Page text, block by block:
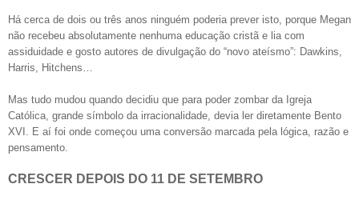
Há cerca de dois ou três anos ninguém poderia prever isto, porque Megan
não recebeu absolutamente nenhuma educação cristã e lia com
assiduidade e gosto autores de divulgação do “novo ateísmo”: Dawkins,
Harris, Hitchens…
Mas tudo mudou quando decidiu que para poder zombar da Igreja
Católica, grande símbolo da irracionalidade, devia ler diretamente Bento
XVI. E aí foi onde começou uma conversão marcada pela lógica, razão e
pensamento.
CRESCER DEPOIS DO 11 DE SETEMBRO